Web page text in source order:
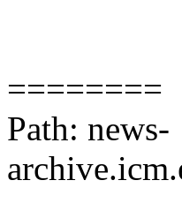
========
Path: news-